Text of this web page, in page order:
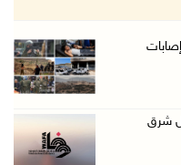
لحم
والاحتل ...
شرق